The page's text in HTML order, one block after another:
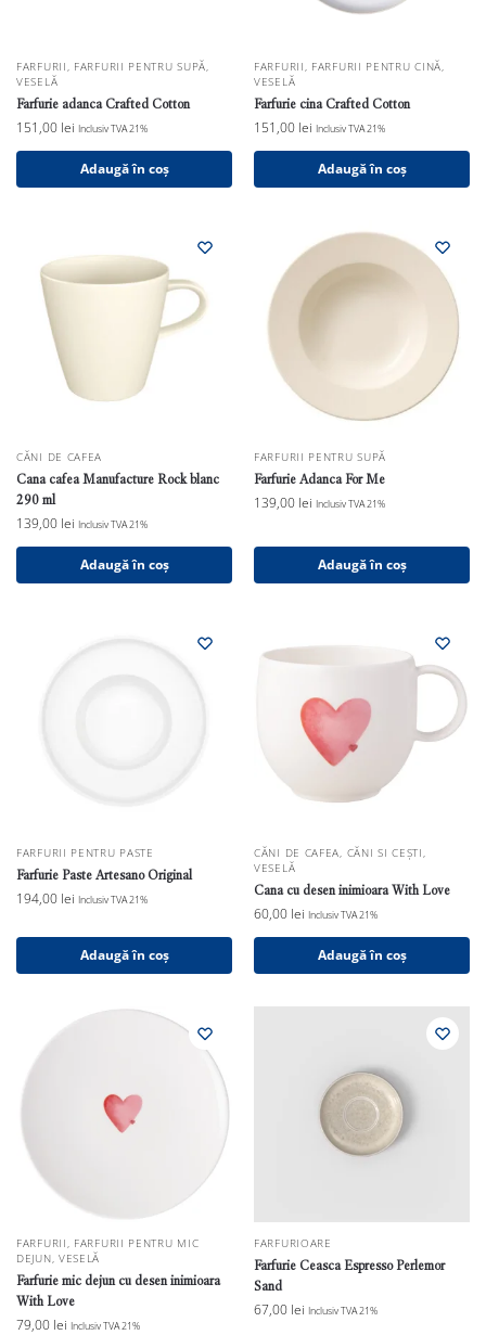
FARFURII, FARFURII PENTRU SUPĂ,
VESELĂ
Farfurie adanca Crafted Cotton
151,00 lei Inclusiv TVA 21%
Adaugă în coș
FARFURII, FARFURII PENTRU CINĂ,
VESELĂ
Farfurie cina Crafted Cotton
151,00 lei Inclusiv TVA 21%
Adaugă în coș
CĂNI DE CAFEA
Cana cafea Manufacture Rock blanc
290 ml
139,00 lei Inclusiv TVA 21%
Adaugă în coș
FARFURII PENTRU SUPĂ
Farfurie Adanca For Me
139,00 lei Inclusiv TVA 21%
Adaugă în coș
FARFURII PENTRU PASTE
Farfurie Paste Artesano Original
194,00 lei Inclusiv TVA 21%
Adaugă în coș
CĂNI DE CAFEA, CĂNI SI CEȘTI,
VESELĂ
Cana cu desen inimioara With Love
60,00 lei Inclusiv TVA 21%
Adaugă în coș
FARFURII, FARFURII PENTRU MIC
DEJUN, VESELĂ
Farfurie mic dejun cu desen inimioara
With Love
79,00 lei Inclusiv TVA 21%
FARFURIOARE
Farfurie Ceasca Espresso Perlemor
Sand
67,00 lei Inclusiv TVA 21%